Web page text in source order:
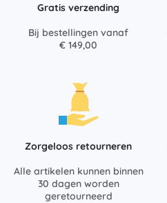
Gratis verzending
Bij bestellingen vanaf
€ 149,00
Zorgeloos retourneren
Alle artikelen kunnen binnen
30 dagen worden
geretourneerd